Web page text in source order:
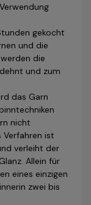
gekocht
und die
die
und zum
das Garn
nicht
Verfahren ist
verleiht der
Allein für
eines einzigen
zwei bis